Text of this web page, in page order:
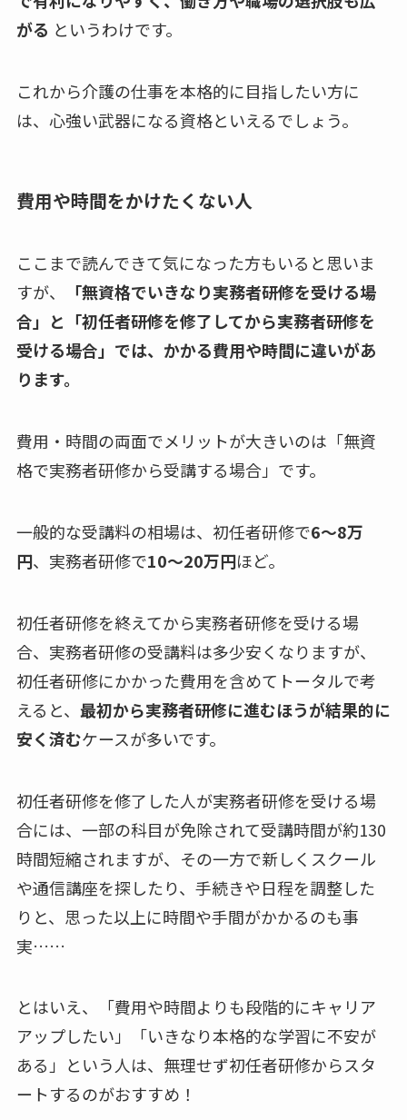
がる というわけです。
これから介護の仕事を本格的に目指したい方に
は、心強い武器になる資格といえるでしょう。
費用や時間をかけたくない人
ここまで読んできて気になった方もいると思いま
すが、
「無資格でいきなり実務者研修を受ける場
合」と「初任者研修を修了してから実務者研修を
受ける場合」では、かかる費用や時間に違いがあ
ります。
費用・時間の両面でメリットが大きいのは「無資
格で実務者研修から受講する場合」です。
一般的な受講料の相場は、初任者研修で6〜8万
円、実務者研修で10〜20万円ほど。
初任者研修を終えてから実務者研修を受ける場
合、実務者研修の受講料は多少安くなりますが、
初任者研修にかかった費用を含めてトータルで考
えると、 最初から実務者研修に進むほうが結果的に
安く済むケースが多いです。
初任者研修を修了した人が実務者研修を受ける場
合には、一部の科目が免除されて受講時間が約130
時間短縮されますが、その一方で新しくスクール
や通信講座を探したり、手続きや日程を調整した
りと、思った以上に時間や手間がかかるのも事
実……
とはいえ、「費用や時間よりも段階的にキャリア
アップしたい」「いきなり本格的な学習に不安が
ある」という人は、無理せず初任者研修からスタ
ートするのがおすすめ！